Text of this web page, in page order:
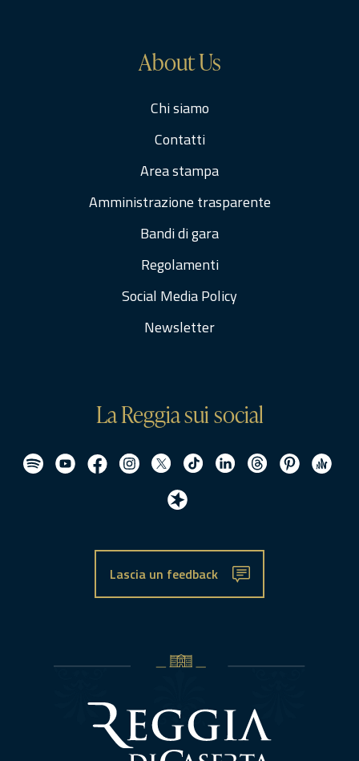
About Us
Chi siamo
Contatti
Area stampa
Amministrazione trasparente
Bandi di gara
Regolamenti
Social Media Policy
Newsletter
La Reggia sui social
Lascia un feedback